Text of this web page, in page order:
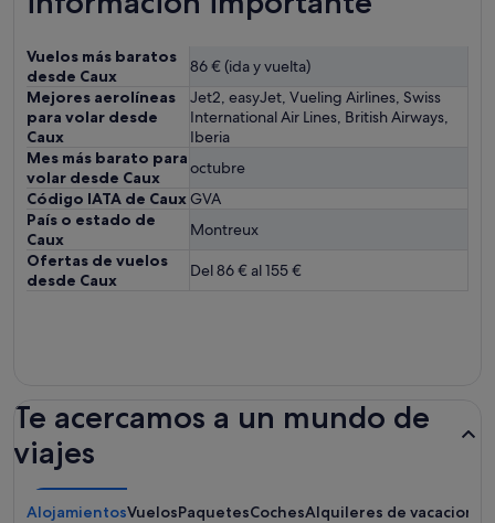
Vuelos más baratos
desde Caux
86 € (ida y vuelta)
Mejores aerolíneas
para volar desde
Caux
Jet2, easyJet, Vueling Airlines, Swiss
International Air Lines, British Airways,
Iberia
Mes más barato para
volar desde Caux
octubre
Código IATA de CauxGVA
País o estado de
Caux
Montreux
Ofertas de vuelos
desde Caux
Del 86 € al 155 €
Te acercamos a un mundo de
viajes
AlojamientosVuelosPaquetesCochesAlquileres de vacaciones